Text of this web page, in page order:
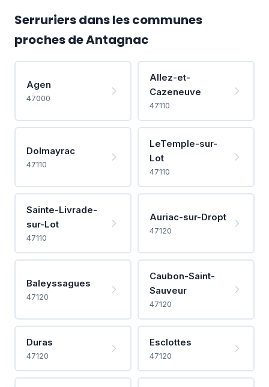
Serruriers dans les communes
proches de Antagnac
Agen
47000
Allez-et-
Cazeneuve
47110
Dolmayrac
47110
LeTemple-sur-
Lot
47110
Sainte-Livrade-
sur-Lot
47110
Auriac-sur-Dropt
47120
Baleyssagues
47120
Caubon-Saint-
Sauveur
47120
Duras
47120
Esclottes
47120